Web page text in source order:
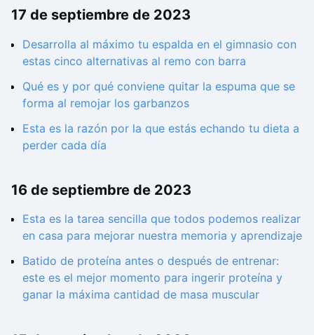
17 de septiembre de 2023
Desarrolla al máximo tu espalda en el gimnasio con
estas cinco alternativas al remo con barra
Qué es y por qué conviene quitar la espuma que se
forma al remojar los garbanzos
Esta es la razón por la que estás echando tu dieta a
perder cada día
16 de septiembre de 2023
Esta es la tarea sencilla que todos podemos realizar
en casa para mejorar nuestra memoria y aprendizaje
Batido de proteína antes o después de entrenar:
este es el mejor momento para ingerir proteína y
ganar la máxima cantidad de masa muscular